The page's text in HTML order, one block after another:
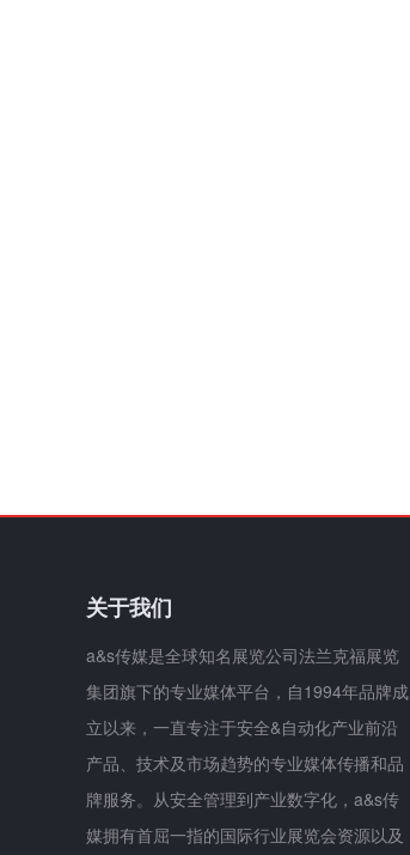
关于我们
a&s传媒是全球知名展览公司法兰克福展览
集团旗下的专业媒体平台，自1994年品牌成
立以来，一直专注于安全&自动化产业前沿
产品、技术及市场趋势的专业媒体传播和品
牌服务。从安全管理到产业数字化，a&s传
媒拥有首屈一指的国际行业展览会资源以及